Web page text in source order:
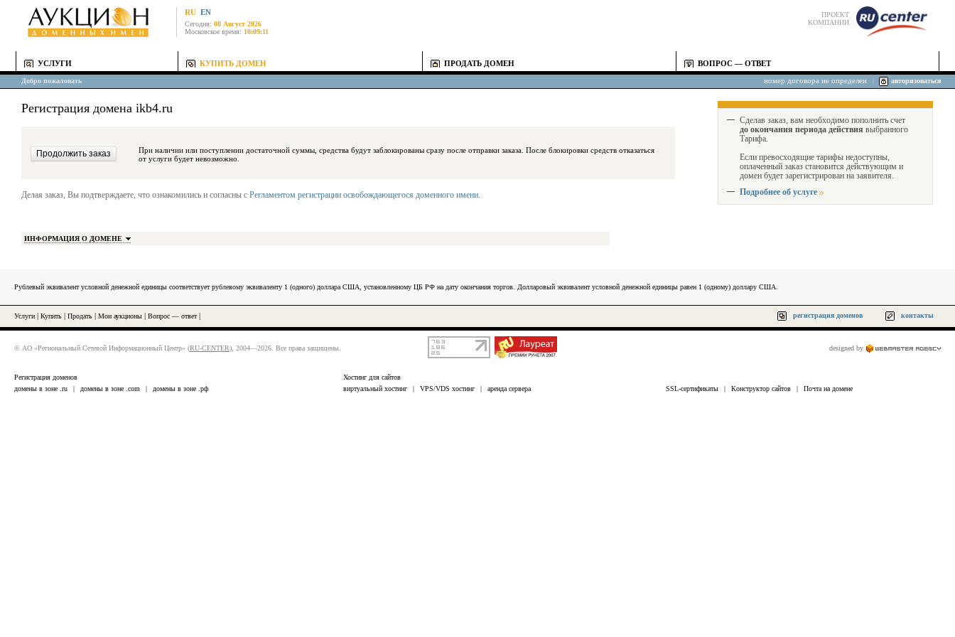
RU EN
Сегодня: 08 Август 2026
Московское время: 10:09:11
ПРОЕКТ
КОМПАНИИ
УСЛУГИ КУПИТЬ ДОМЕН ПРОДАТЬ ДОМЕН ВОПРОС — ОТВЕТ
Добро пожаловать номер договора не определен авторизоваться
Регистрация домена ikb4.ru
При наличии или поступлении достаточной суммы, средства будут заблокированы сразу после отправки заказа. После блокировки средств отказаться
от услуги будет невозможно.
Делая заказ, Вы подтверждаете, что ознакомились и согласны с Регламентом регистрации освобождающегося доменного имени.
ИНФОРМАЦИЯ О ДОМЕНЕ
Сделав заказ, вам необходимо пополнить счет
до окончания периода действия выбранного
Тарифа.
Если превосходящие тарифы недоступны,
оплаченный заказ становится действующим и
домен будет зарегистрирован на заявителя.
Подробнее об услуге
Рублевый эквивалент условной денежной единицы соответствует рублевому эквиваленту 1 (одного) доллара США, установленному ЦБ РФ на дату окончания торгов. Долларовый эквивалент условной денежной единицы равен 1 (одному) доллару США.
Услуги Купить Продать Мои аукционы Вопрос — ответ| регистрация доменов контакты
© АО «Региональный Сетевой Информационный Центр» (RU-CENTER), 2004—2026. Все права защищены. designed by
Регистрация доменов
домены в зоне .ru
| домены в зоне .com | домены в зоне .рф
Хостинг для сайтов
виртуальный хостинг
| VPS/VDS хостинг | аренда сервера SSL-сертификаты | Конструктор сайтов | Почта на домене